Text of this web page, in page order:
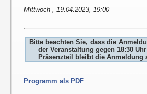
Mittwoch , 19.04.2023, 19:00
Bitte beachten Sie, dass die
der Veranstaltung gegen 18:30
Präsenzteil bleibt die Anmeldung
Programm als PDF